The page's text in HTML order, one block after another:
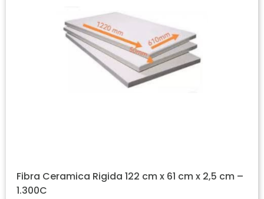
Fibra Ceramica Rigida 122 cm x 61 cm x 2,5 cm –
1.300C